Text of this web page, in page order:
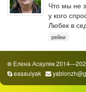
Что мы не
у кого
Любек в
рейки
© Елена Асауляк
easaulyak